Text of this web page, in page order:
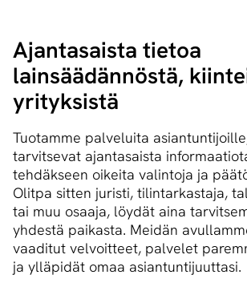
Ajantasaista tietoa
lainsäädännöstä,
yrityksistä
Tuotamme palveluita
tarvitsevat ajantasaista
tehdäkseen oikeita valintoja ja
Olitpa sitten juristi, tilintarkastaja,
tai muu osaaja, löydät aina
yhdestä paikasta. Meidän
vaaditut velvoitteet, palvelet
ja ylläpidät omaa asiantuntijuuttasi.